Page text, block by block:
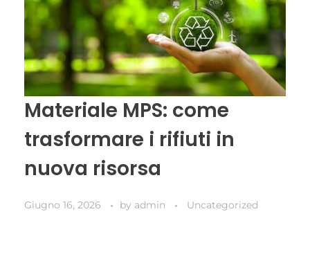
Materiale MPS: come
trasformare i rifiuti in
nuova risorsa
Giugno 16, 2026 by admin Uncategorized